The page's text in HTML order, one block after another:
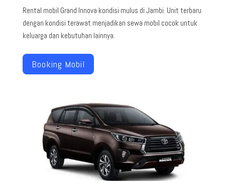
Rental mobil Grand Innova kondisi mulus di Jambi. Unit terbaru
dengan kondisi terawat menjadikan sewa mobil cocok untuk
keluarga dan kebutuhan lainnya.
Booking Mobil